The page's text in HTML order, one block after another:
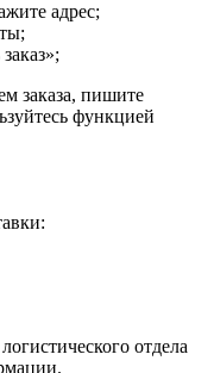
адрес;
заказа, пишите
функцией
отдела